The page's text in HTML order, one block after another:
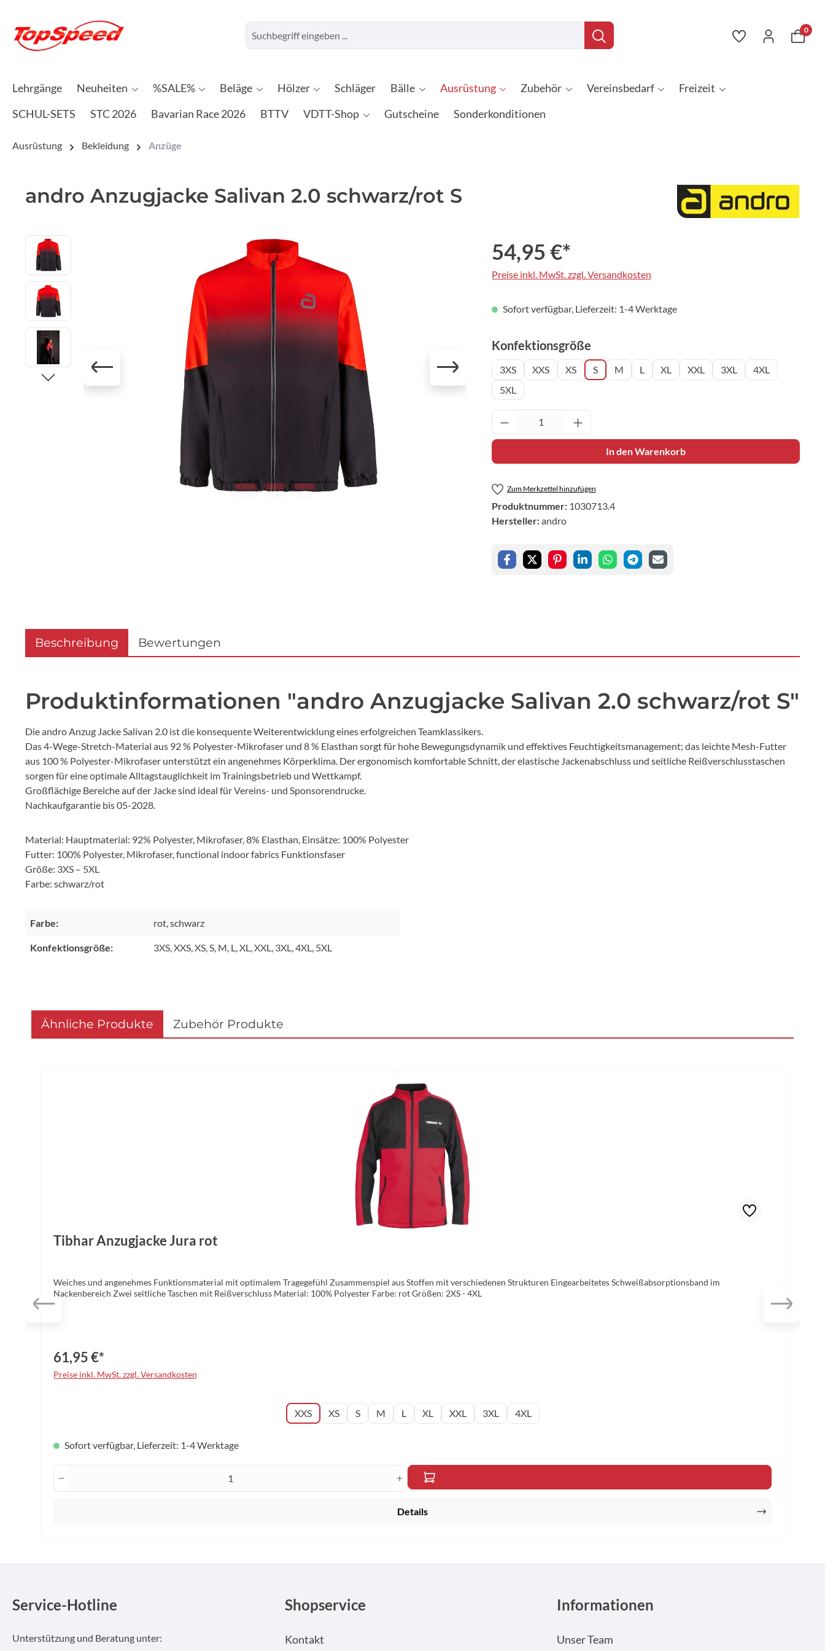
0
Lehrgänge Neuheiten %SALE% Beläge Hölzer Schläger Bälle Ausrüstung Zubehör Vereinsbedarf
Freizeit
SCHUL-SETS
STC 2026 Bavarian Race 2026 BTTV VDTT-Shop Gutscheine Sonderkonditionen
Ausrüstung Bekleidung Anzüge
andro Anzugjacke Salivan 2.0 schwarz/rot S
Bildergalerie überspringen 54,95 €*
Preise inkl. MwSt. zzgl. Versandkosten
Sofort verfügbar, Lieferzeit: 1-4 Werktage
Konfektionsgrößeauswählen
3XS XXS XS S M L XL XXL 3XL
4XL
5XL
Produkt Anzahl: Gib den gewünschten Wert ein
In den Warenkorb
Zum Merkzettel hinzufügen
Produktnummer: 1030713.4
Hersteller:andro
Beschreibung Bewertungen
Produktinformationen "andro Anzugjacke Salivan 2.0 schwarz/rot S"
Die andro Anzug Jacke Salivan 2.0 ist die konsequente Weiterentwicklung eines erfolgreichen Teamklassikers.
Das 4-Wege-Stretch-Material aus 92 % Polyester-Mikrofaser und 8 % Elasthan sorgt für hohe Bewegungsdynamik und effektives Feuchtigkeitsmanagement; das leichte Mesh-Futter
aus 100 % Polyester-Mikrofaser unterstützt ein angenehmes Körperklima. Der ergonomisch komfortable Schnitt, der elastische Jackenabschluss und seitliche Reißverschlusstaschen
sorgen für eine optimale Alltagstauglichkeit im Trainingsbetrieb und Wettkampf.
Großflächige Bereiche auf der Jacke sind ideal für Vereins- und Sponsorendrucke.
Nachkaufgarantie bis 05-2028.
Material: Hauptmaterial: 92% Polyester, Mikrofaser, 8% Elasthan, Einsätze: 100% Polyester
Futter: 100% Polyester, Mikrofaser, functional indoor fabrics Funktionsfaser
Größe: 3XS – 5XL
Farbe: schwarz/rot
Farbe: rot, schwarz
Konfektionsgröße: 3XS, XXS, XS, S, M, L, XL, XXL, 3XL, 4XL, 5XL
Ähnliche Produkte Zubehör Produkte
Tibhar Anzugjacke Jura rot
Weiches und angenehmes Funktionsmaterial mit optimalem Tragegefühl Zusammenspiel aus Stoffen mit verschiedenen Strukturen Eingearbeitetes Schweißabsorptionsband im
Nackenbereich Zwei seitliche Taschen mit Reißverschluss Material: 100% Polyester Farbe: rot Größen: 2XS - 4XL
61,95 €*
Preise inkl. MwSt. zzgl. Versandkosten
XXS XS S M L XL XXL 3XL 4XL
Sofort verfügbar, Lieferzeit: 1-4 Werktage
Produkt Anzahl: Gib den gewünschten Wert ein oder benutze die Schaltflächen um die Anzahl zu erhöhen oder zu
Details
Service-Hotline
Unterstützung und Beratung unter:
Shopservice
Kontakt
Informationen
Unser Team